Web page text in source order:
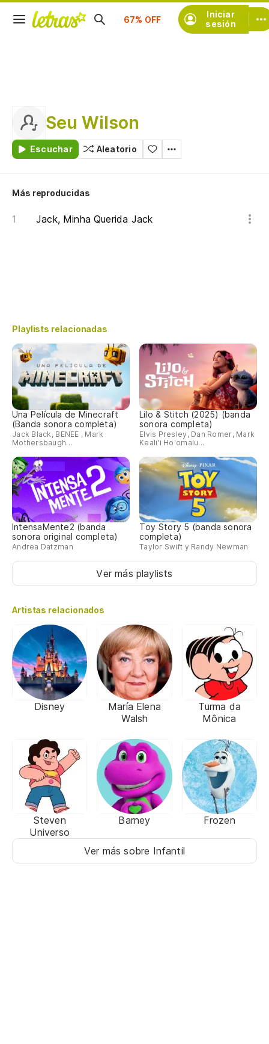
Iniciar
sesión
Suscríbete
Seu Wilson
Escuchar Aleatorio
Más reproducidas
Jack, Minha Querida Jack
Playlists relacionadas
Una Película de Minecraft
(Banda sonora completa)
Jack Black, BENEE , Mark
Mothersbaugh...
Lilo & Stitch (2025) (banda
sonora completa)
Elvis Presley, Dan Romer, Mark
Keali'i Ho'omalu...
IntensaMente2 (banda
sonora original completa)
Andrea Datzman
Toy Story 5 (banda sonora
completa)
Taylor Swift y Randy Newman
Ver más playlists
Artistas relacionados
Disney
María Elena
Walsh
Turma da
Mônica
Steven
Universo
Barney Frozen
Ver más sobre Infantil